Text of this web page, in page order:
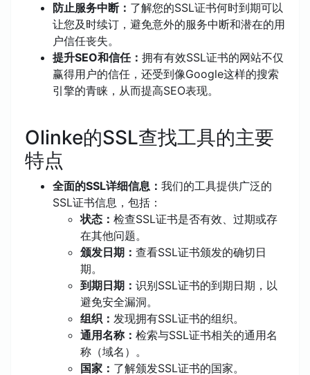
防止服务中断： 了解您的SSL证书何时到期可以
让您及时续订，避免意外的服务中断和潜在的用
户信任丧失。
提升SEO和信任： 拥有有效SSL证书的网站不仅
赢得用户的信任，还受到像Google这样的搜索
引擎的青睐，从而提高SEO表现。
Olinke的SSL查找工具的主要
特点
全面的SSL详细信息： 我们的工具提供广泛的
SSL证书信息，包括：
状态： 检查SSL证书是否有效、过期或存
在其他问题。
颁发日期： 查看SSL证书颁发的确切日
期。
到期日期： 识别SSL证书的到期日期，以
避免安全漏洞。
组织： 发现拥有SSL证书的组织。
通用名称： 检索与SSL证书相关的通用名
称（域名）。
国家： 了解颁发SSL证书的国家。